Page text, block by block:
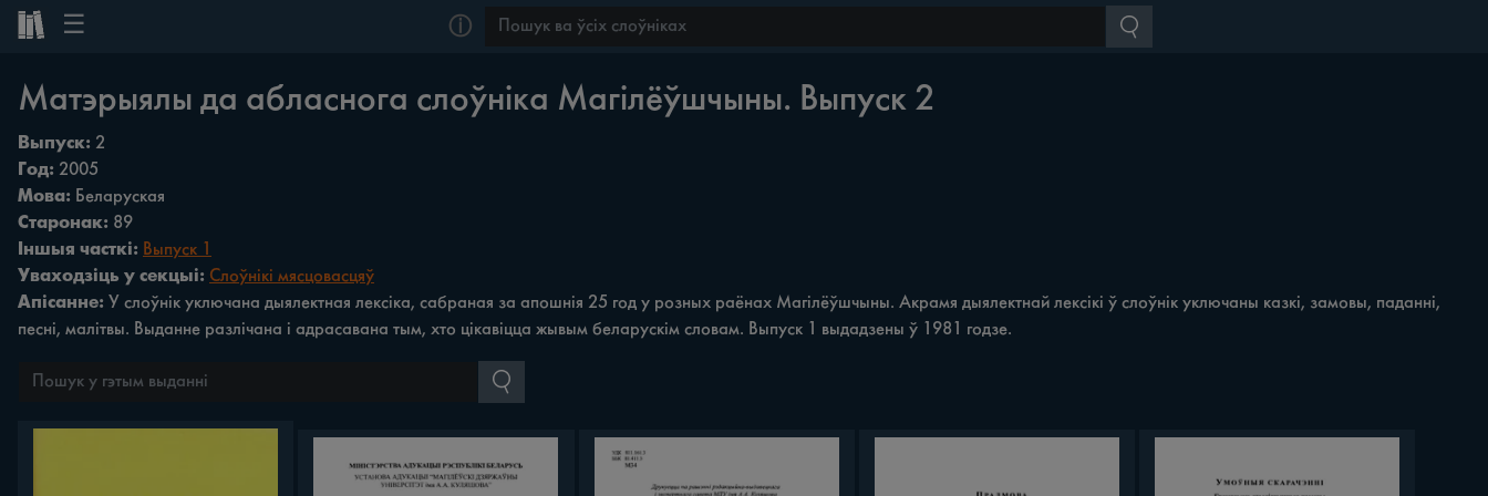
☰ ⓘ
Матэрыялы да абласнога слоўніка Магілёўшчыны. Выпуск 2
Выпуск: 2
Год: 2005
Мова: Беларуская
Старонак: 89
Іншыя часткі: Выпуск 1
Уваходзіць у секцыі: Слоўнікі мясцовасцяў
Апісанне: У слоўнік уключана дыялектная лексіка, сабраная за апошнія 25 год у розных раёнах Магілёўшчыны. Акрамя дыялектнай лексікі ў слоўнік уключаны казкі, замовы, паданні,
песні, малітвы. Выданне разлічана i адрасавана тым, хто цікавіцца жывым беларускім словам. Выпуск 1 выдадзены ў 1981 годзе.